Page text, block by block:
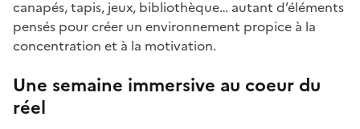
canapés, tapis, jeux, bibliothèque… autant d’éléments
pensés pour créer un environnement propice à la
concentration et à la motivation.
Une semaine immersive au coeur du
réel